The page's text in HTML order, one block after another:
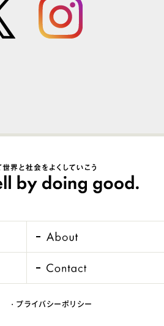
・プライバシーポリシー